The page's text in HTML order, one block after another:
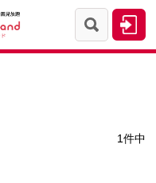
1件中